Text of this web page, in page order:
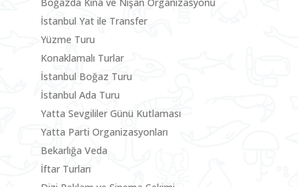
İstanbul Yat ile Transfer
Yüzme Turu
Konaklamalı Turlar
İstanbul Boğaz Turu
İstanbul Ada Turu
Yatta Sevgililer Günü Kutlaması
Yatta Parti Organizasyonları
Bekarlığa Veda
İftar Turları